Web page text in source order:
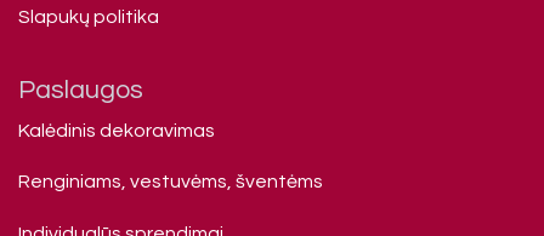
Slapukų politika
Paslaugos
Kalėdinis dekoravimas
Renginiams, vestuvėms, šventėms